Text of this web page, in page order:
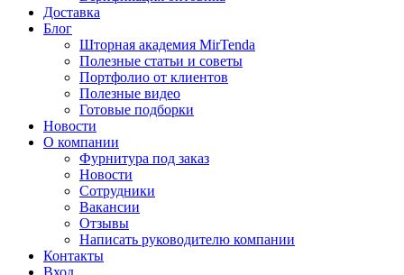
Доставка
Блог
Шторная академия MirTenda
Полезные статьи и советы
Портфолио от клиентов
Полезные видео
Готовые подборки
Новости
О компании
Фурнитура под заказ
Новости
Сотрудники
Вакансии
Отзывы
Написать руководителю компании
Контакты
Вход